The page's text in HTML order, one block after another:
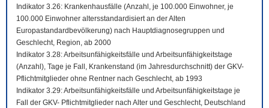
Indikator 3.26: Krankenhausfälle (Anzahl, je 100.000 Einwohner, je
100.000 Einwohner altersstandardisiert an der Alten
Europastandardbevölkerung) nach Hauptdiagnosegruppen und
Geschlecht, Region, ab 2000
Indikator 3.28: Arbeitsunfähigkeitsfälle und Arbeitsunfähigkeitstage
(Anzahl), Tage je Fall, Krankenstand (im Jahresdurchschnitt) der GKV-
Pflichtmitglieder ohne Rentner nach Geschlecht, ab 1993
Indikator 3.29: Arbeitsunfähigkeitsfälle und Arbeitsunfähigkeitstage je
Fall der GKV- Pflichtmitglieder nach Alter und Geschlecht, Deutschland